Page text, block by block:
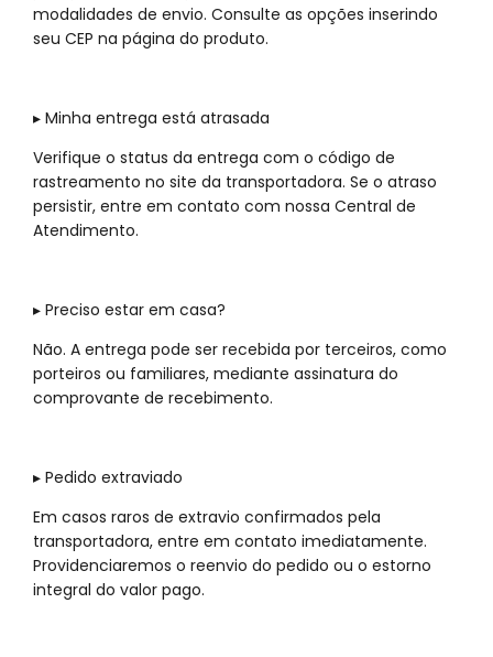
modalidades de envio. Consulte as opções inserindo
seu CEP na página do produto.
▸ Minha entrega está atrasada
Verifique o status da entrega com o código de
rastreamento no site da transportadora. Se o atraso
persistir, entre em contato com nossa Central de
Atendimento.
▸ Preciso estar em casa?
Não. A entrega pode ser recebida por terceiros, como
porteiros ou familiares, mediante assinatura do
comprovante de recebimento.
▸ Pedido extraviado
Em casos raros de extravio confirmados pela
transportadora, entre em contato imediatamente.
Providenciaremos o reenvio do pedido ou o estorno
integral do valor pago.